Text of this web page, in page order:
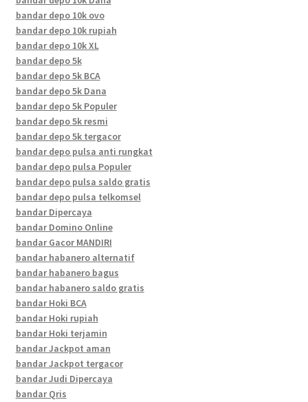
bandar depo 10k ovo
bandar depo 10k rupiah
bandar depo 10k XL
bandar depo 5k
bandar depo 5k BCA
bandar depo 5k Dana
bandar depo 5k Populer
bandar depo 5k resmi
bandar depo 5k tergacor
bandar depo pulsa anti rungkat
bandar depo pulsa Populer
bandar depo pulsa saldo gratis
bandar depo pulsa telkomsel
bandar Dipercaya
bandar Domino Online
bandar Gacor MANDIRI
bandar habanero alternatif
bandar habanero bagus
bandar habanero saldo gratis
bandar Hoki BCA
bandar Hoki rupiah
bandar Hoki terjamin
bandar Jackpot aman
bandar Jackpot tergacor
bandar Judi Dipercaya
bandar Qris